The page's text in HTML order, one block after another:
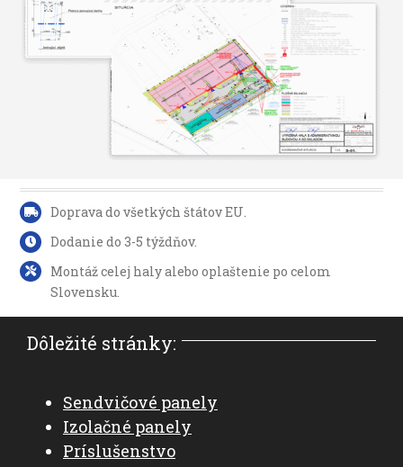
Doprava do všetkých štátov EU.
Dodanie do 3-5 týždňov.
Montáž celej haly alebo oplaštenie po celom
Slovensku.
Dôležité stránky:
Sendvičové panely
Izolačné panely
Príslušenstvo